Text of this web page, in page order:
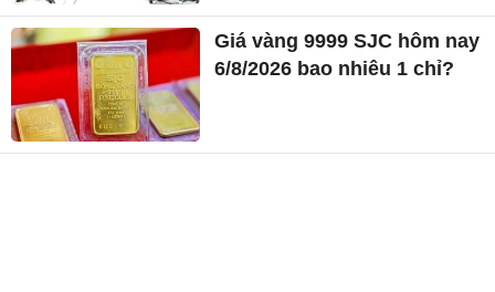
Giá vàng 9999 SJC hôm nay
6/8/2026 bao nhiêu 1 chỉ?